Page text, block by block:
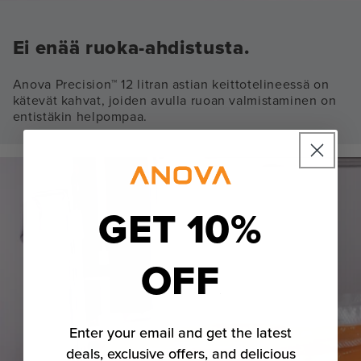
Ei enää ruoka-ahdistusta.
Anova Precision™ 12 litran astian keittotelineessä on
kätevät kahvat, joiden avulla ruoan valmistaminen on
entistäkin helpompaa.
GET 10%
OFF
Enter your email and get the latest
deals, exclusive offers, and delicious